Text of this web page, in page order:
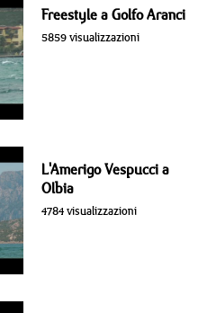
Freestyle a Golfo Aranci
5859 visualizzazioni
L'Amerigo Vespucci a
Olbia
4784 visualizzazioni